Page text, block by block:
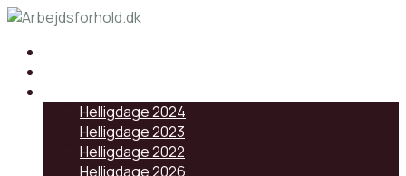
Helligdage 2024
Helligdage 2023
Helligdage 2022
Helligdage 2026